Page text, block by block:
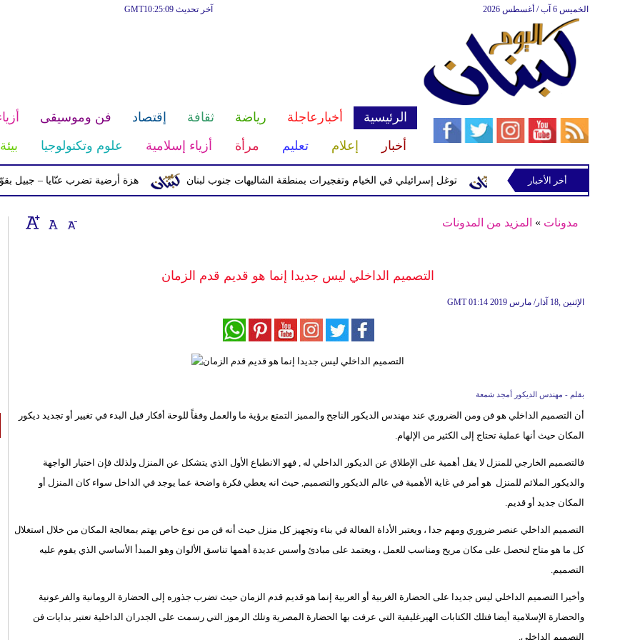
آخر تحديث GMT10:25:09 الخميس 6 آب / أغسطس 2026
الرئيسية أخبارعاجلة رياضة ثقافة إقتصاد فن وموسيقى
أخبار
إعلام تعليم مرأة أزياء إسلامية علوم وتكنولوجيا بيئة
هزة أرضية تضرب عنّايا – جبيل بقوّة 2.8 درجات على مقياس ريختر توغل إسرائيلي في الخيام وتفجيرات بمنطقة الشاليهات جنوب لبنان في رب ثلاثين
أخر الأخبار
مدونات » المزيد من المدونات
التصميم الداخلي ليس جديدا إنما هو قديم قدم الزمان
GMT 01:14 2019 الإثنين ,18 آذار/ مارس
بقلم - مهندس الديكور أمجد شمعة
أن التصميم الداخلي هو فن ومن الضروري عند مهندس الديكور الناجح والمميز التمتع برؤية ما والعمل وفقاً للوحة أفكار قبل البدء في تغيير أو تجديد ديكور
المكان حيث أنها عملية تحتاج إلى الكثير من الإلهام.
فالتصميم الخارجي للمنزل لا يقل أهمية على الإطلاق عن الديكور الداخلي له , فهو الانطباع الأول الذي يتشكل عن المنزل ولذلك فإن اختيار الواجهة
والديكور الملائم للمنزل هو أمر في غاية الأهمية في عالم الديكور والتصميم, حيث انه يعطي فكرة واضحة عما يوجد في الداخل سواء كان المنزل أو
المكان جديد أو قديم.
التصميم الداخلي عنصر ضروري ومهم جدا ، ويعتبر الأداة الفعالة في بناء وتجهيز كل منزل حيث أنه فن من نوع خاص يهتم بمعالجة المكان من خلال استغلال
كل ما هو متاح لنحصل على مكان مريح ومناسب للعمل ، ويعتمد على مبادئ وأسس عديدة أهمها تناسق الألوان وهو المبدأ الأساسي الذي يقوم عليه
التصميم.
وأخيرا التصميم الداخلي ليس جديدا على الحضارة الغربية أو العربية إنما هو قديم قدم الزمان حيث تضرب جذوره إلى الحضارة الرومانية والفرعونية
والحضارة الإسلامية أيضا فتلك الكتابات الهيرغليفية التي عرفت بها الحضارة المصرية وتلك الرموز التي رسمت على الجدران الداخلية تعتبر بدايات فن
التصميم الداخلي.